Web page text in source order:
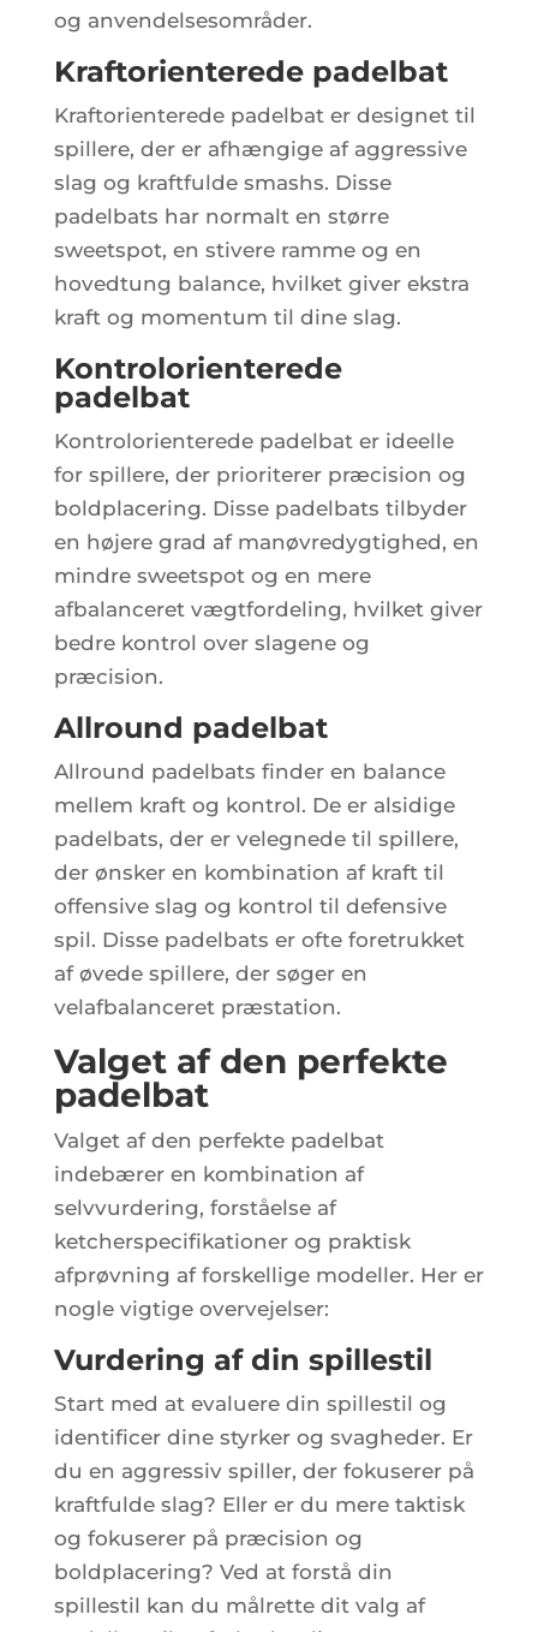
og anvendelsesområder.
Kraftorienterede padelbat
Kraftorienterede padelbat er designet til
spillere, der er afhængige af aggressive
slag og kraftfulde smashs. Disse
padelbats har normalt en større
sweetspot, en stivere ramme og en
hovedtung balance, hvilket giver ekstra
kraft og momentum til dine slag.
Kontrolorienterede
padelbat
Kontrolorienterede padelbat er ideelle
for spillere, der prioriterer præcision og
boldplacering. Disse padelbats tilbyder
en højere grad af manøvredygtighed, en
mindre sweetspot og en mere
afbalanceret vægtfordeling, hvilket giver
bedre kontrol over slagene og
præcision.
Allround padelbat
Allround padelbats finder en balance
mellem kraft og kontrol. De er alsidige
padelbats, der er velegnede til spillere,
der ønsker en kombination af kraft til
offensive slag og kontrol til defensive
spil. Disse padelbats er ofte foretrukket
af øvede spillere, der søger en
velafbalanceret præstation.
Valget af den perfekte
padelbat
Valget af den perfekte padelbat
indebærer en kombination af
selvvurdering, forståelse af
ketcherspecifikationer og praktisk
afprøvning af forskellige modeller. Her er
nogle vigtige overvejelser:
Vurdering af din spillestil
Start med at evaluere din spillestil og
identificer dine styrker og svagheder. Er
du en aggressiv spiller, der fokuserer på
kraftfulde slag? Eller er du mere taktisk
og fokuserer på præcision og
boldplacering? Ved at forstå din
spillestil kan du målrette dit valg af